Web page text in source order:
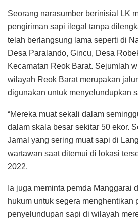
Seorang narasumber berinisial LK
pengiriman sapi ilegal tanpa
telah berlangsung lama seperti di
Desa Paralando, Gincu, Desa
Kecamatan Reok Barat. Sejumlah
wilayah Reok Barat merupakan
digunakan untuk menyelundupkan
“Mereka muat sekali dalam
dalam skala besar sekitar 50 ekor.
Jamal yang sering muat sapi di
wartawan saat ditemui di lokasi
2022.
Ia juga meminta pemda Manggarai
hukum untuk segera menghentikan
penyelundupan sapi di wilayah